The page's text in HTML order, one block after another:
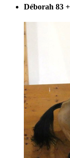
Déborah 83 +